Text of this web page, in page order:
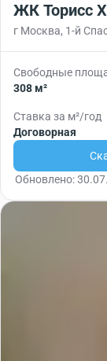
ЖК Торисс
г Москва, 1-й
Свободные
308 м²
Ставка за м²/год
Договорная
Обновлено: